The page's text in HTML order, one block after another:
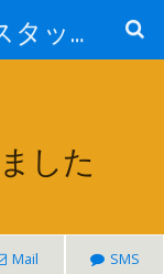
ＨＯＭＥＷＯＲＫＳスタッフ日記ブログ
した
Mail SMS